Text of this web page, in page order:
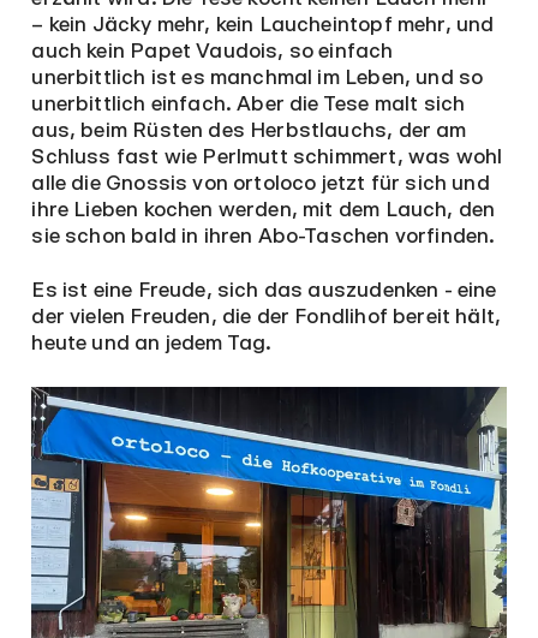
– kein Jäcky mehr, kein Laucheintopf mehr, und
auch kein Papet Vaudois, so einfach
unerbittlich ist es manchmal im Leben, und so
unerbittlich einfach. Aber die Tese malt sich
aus, beim Rüsten des Herbstlauchs, der am
Schluss fast wie Perlmutt schimmert, was wohl
alle die Gnossis von ortoloco jetzt für sich und
ihre Lieben kochen werden, mit dem Lauch, den
sie schon bald in ihren Abo-Taschen vorfinden.
Es ist eine Freude, sich das auszudenken - eine
der vielen Freuden, die der Fondlihof bereit hält,
heute und an jedem Tag.